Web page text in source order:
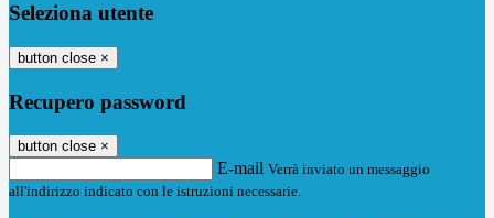
Seleziona utente
button close ×
Recupero password
button close ×
E-mail Verrà inviato un messaggio
all'indirizzo indicato con le istruzioni necessarie.